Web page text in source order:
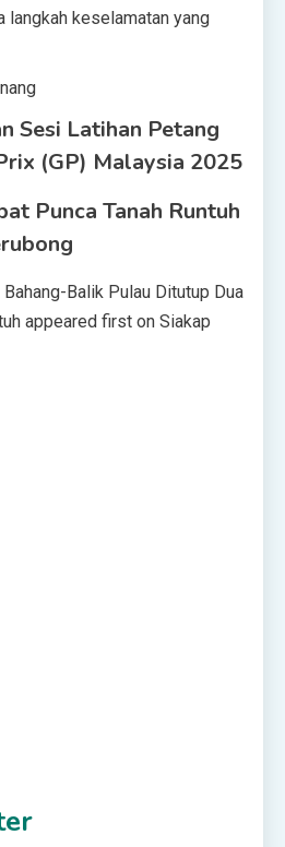
langkah keselamatan yang
Sesi Latihan Petang
(GP) Malaysia 2025
Punca Tanah Runtuh
Balik Pulau Ditutup Dua
appeared first on Siakap